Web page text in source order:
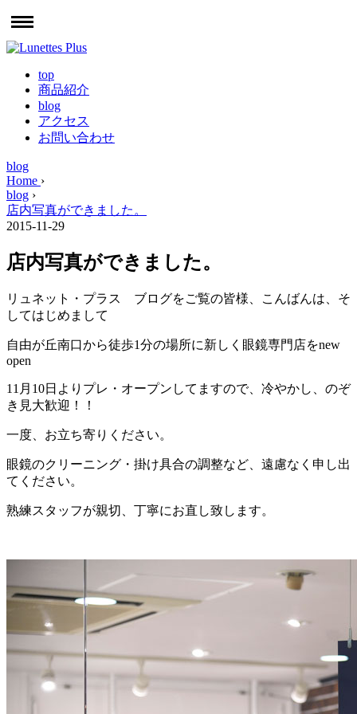
top
商品紹介
blog
アクセス
お問い合わせ
blog
Home ›
blog ›
店内写真ができました。
2015-11-29
店内写真ができました。
リュネット・プラス ブログをご覧の皆様、こんばんは、そ
してはじめまして
自由が丘南口から徒歩1分の場所に新しく眼鏡専門店をnew
open
11月10日よりプレ・オープンしてますので、冷やかし、のぞ
き見大歓迎！！
一度、お立ち寄りください。
眼鏡のクリーニング・掛け具合の調整など、遠慮なく申し出
てください。
熟練スタッフが親切、丁寧にお直し致します。